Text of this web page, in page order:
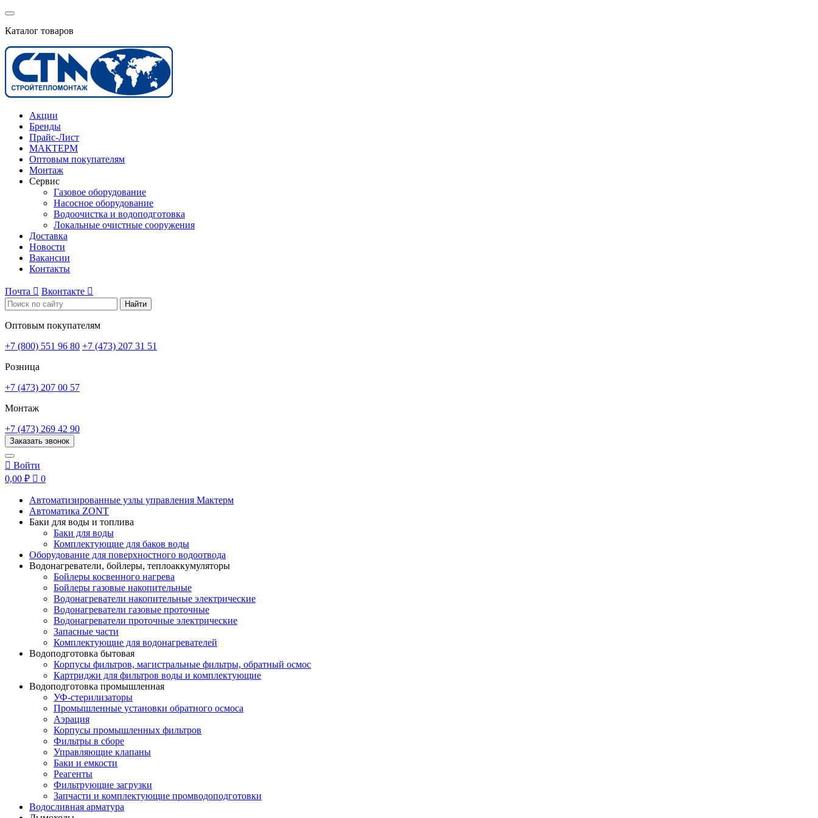
Каталог товаров
Акции
Бренды
Прайс-Лист
МАКТЕРМ
Оптовым покупателям
Монтаж
Сервис
Газовое оборудование
Насосное оборудование
Водоочистка и водоподготовка
Локальные очистные сооружения
Доставка
Новости
Вакансии
Контакты
Почта  Вконтакте 
Найти
Оптовым покупателям
+7 (800) 551 96 80 +7 (473) 207 31 51
Розница
+7 (473) 207 00 57
Монтаж
+7 (473) 269 42 90
Заказать звонок
 Войти
0,00 ₽  0
Автоматизированные узлы управления Мактерм
Автоматика ZONT
Баки для воды и топлива
Баки для воды
Комплектующие для баков воды
Оборудование для поверхностного водоотвода
Водонагреватели, бойлеры, теплоаккумуляторы
Бойлеры косвенного нагрева
Бойлеры газовые накопительные
Водонагреватели накопительные электрические
Водонагреватели газовые проточные
Водонагреватели проточные электрические
Запасные части
Комплектующие для водонагревателей
Водоподготовка бытовая
Корпусы фильтров, магистральные фильтры, обратный осмос
Картриджи для фильтров воды и комплектующие
Водоподготовка промышленная
УФ-стерилизаторы
Промышленные установки обратного осмоса
Аэрация
Корпусы промышленных фильтров
Фильтры в сборе
Управляющие клапаны
Баки и емкости
Реагенты
Фильтрующие загрузки
Запчасти и комплектующие промводоподготовки
Водосливная арматура